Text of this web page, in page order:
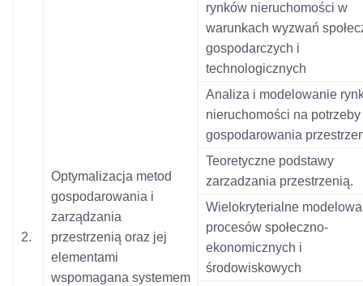
2.
Optymalizacja metod
gospodarowania i
zarządzania
przestrzenią oraz jej
elementami
wspomagana systemem
rynków nieruchomości w
warunkach wyzwań
gospodarczych i
technologicznych
Analiza i modelowanie
nieruchomości na potrzeby
gospodarowania
Teoretyczne podstawy
zarzadzania przestrzenią.
Wielokryterialne
procesów społeczno-
ekonomicznych i
środowiskowych